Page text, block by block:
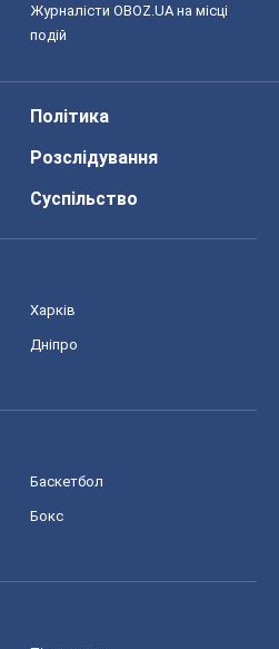
Журналісти OBOZ.UA на місці
подій
Політика
Розслідування
Суспільство
Харків
Дніпро
Баскетбол
Бокс